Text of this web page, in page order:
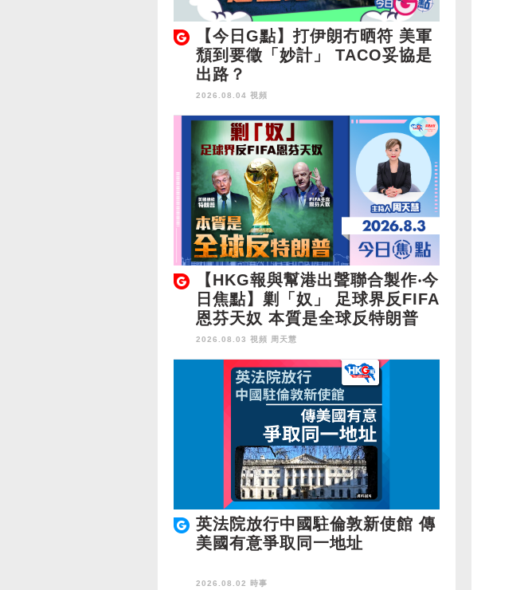
【今日G點】打伊朗冇晒符 美軍
頹到要徵「妙計」 TACO妥協是
出路？
2026.08.04 視頻
【HKG報與幫港出聲聯合製作‧今
日焦點】剿「奴」 足球界反FIFA
恩芬天奴 本質是全球反特朗普
2026.08.03 視頻 周天慧
英法院放行中國駐倫敦新使館 傳
美國有意爭取同一地址
2026.08.02 時事